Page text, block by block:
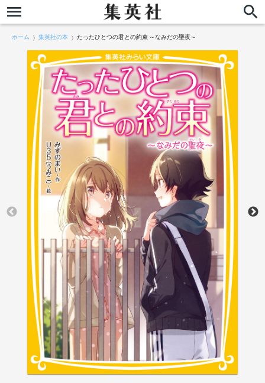
ホーム 集英社の本 たったひとつの君との約束 ～なみだの聖夜～